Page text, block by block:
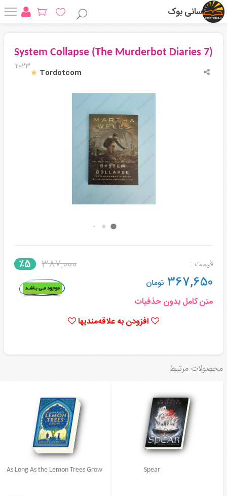
سانی بوک
System Collapse (The Murderbot Diaries 7)
2023
Tordotcom
قیمت : 387,000 ٪5
367,650 تومان
متن کامل بدون حذفیات
افزودن به علاقه‌مندیها
محصولات مرتبط
Spear
As Long As the Lemon Trees Grow